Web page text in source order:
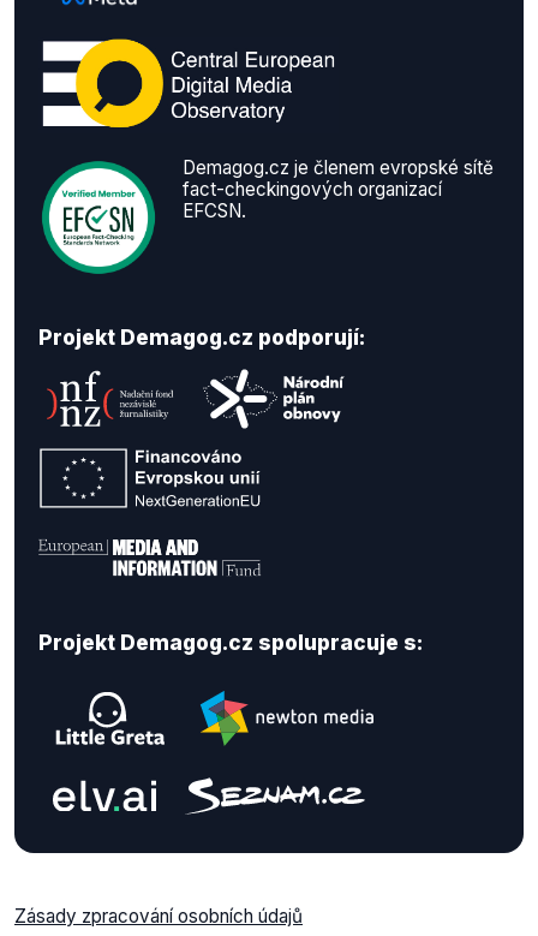
Demagog.cz je členem evropské sítě
fact-checkingových organizací
EFCSN.
Projekt Demagog.cz podporují:
Projekt Demagog.cz spolupracuje s:
Zásady zpracování osobních údajů